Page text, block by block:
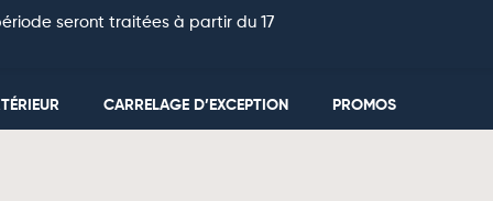
CARRELAGE D’EXCEPTION PROMOS
seront traitées à partir du 17